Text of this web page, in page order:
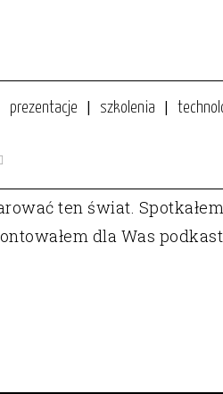
prezentacje szkolenia
ten świat.
dla Was